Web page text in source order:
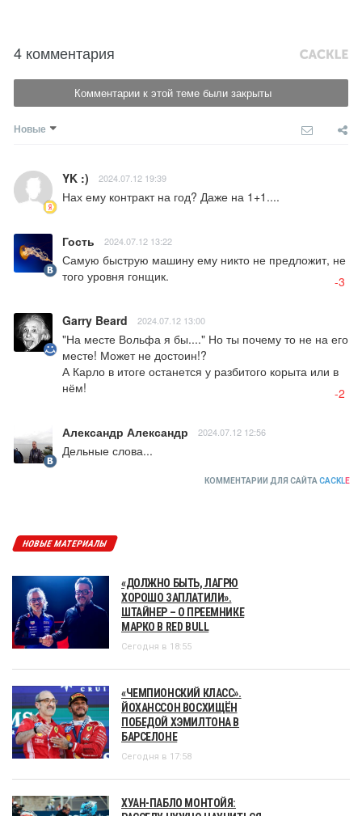
4 комментария
Комментарии к этой теме были закрыты
Новые
YK :) 2024.07.12 19:39
Нах ему контракт на год? Даже на 1+1....
Гость 2024.07.12 13:22
Самую быструю машину ему никто не предложит, не
того уровня гонщик.
-3
Garry Beard 2024.07.12 13:00
"На месте Вольфа я бы...." Но ты почему то не на его
месте! Может не достоин!?
А Карло в итоге останется у разбитого корыта или в
нём!
-2
Александр Александр 2024.07.12 12:56
Дельные слова...
КОММЕНТАРИИ ДЛЯ САЙТА CACKLE
НОВЫЕ МАТЕРИАЛЫ
«ДОЛЖНО БЫТЬ, ЛАГРЮ
ХОРОШО ЗАПЛАТИЛИ».
ШТАЙНЕР – О ПРЕЕМНИКЕ
МАРКО В RED BULL
Сегодня в 18:55
«ЧЕМПИОНСКИЙ КЛАСС».
ЙОХАНССОН ВОСХИЩЁН
ПОБЕДОЙ ХЭМИЛТОНА В
БАРСЕЛОНЕ
Сегодня в 17:58
ХУАН-ПАБЛО МОНТОЙЯ: